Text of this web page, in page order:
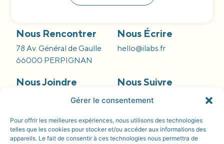
Gérer le consentement
Pour offrir les meilleures expériences, nous utilisons des technologies
telles que les cookies pour stocker et/ou accéder aux informations des
appareils. Le fait de consentir à ces technologies nous permettra de
Nous Rencontrer
78 Av. Général de Gaulle
66000 PERPIGNAN
Nous Écrire
hello@ilabs.fr
Nous Joindre Nous Suivre